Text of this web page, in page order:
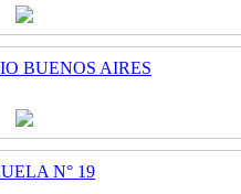
BUENOS AIRES
N° 19